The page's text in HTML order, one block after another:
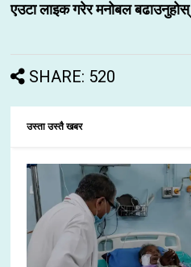
एउटा लाइक गरेर मनोबल बढाउनुहोस्
SHARE: 520
उस्ता उस्तै खबर